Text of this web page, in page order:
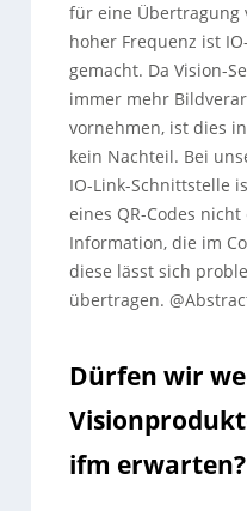
für eine Übertragung
hoher Frequenz ist
gemacht. Da Vision-
immer mehr
vornehmen, ist dies
kein Nachteil. Bei
IO-Link-Schnittstelle
eines QR-Codes
Information, die im
diese lässt sich
übertragen.
Dürfen wir
ifm erwarten?